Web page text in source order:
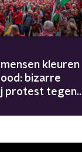
kleuren
bizarre
protest tegen